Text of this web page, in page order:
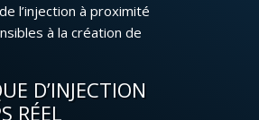
l’injection à proximité
à la création de
D’INJECTION
RÉEL